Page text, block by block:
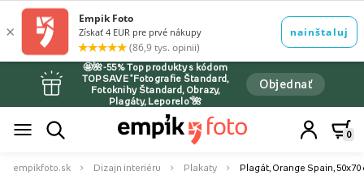
🤩🌺-55% Top produkty s kódom
TOPSAVE *Fotografie Štandard,
Fotoknihy Štandard, Obrazy,
Plagáty, Leporelo*🌺
Objednať
0
empikfoto.sk Dizajn interiéru Plakaty Plagát, Orange Spain, 50x70